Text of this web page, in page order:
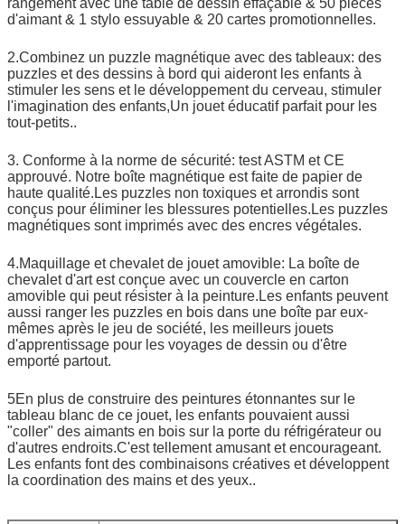
d'aimant & 1 stylo essuyable & 20 cartes promotionnelles.
2.Combinez un puzzle magnétique avec des tableaux: des
puzzles et des dessins à bord qui aideront les enfants à
stimuler les sens et le développement du cerveau, stimuler
l'imagination des enfants,Un jouet éducatif parfait pour les
tout-petits..
3. Conforme à la norme de sécurité: test ASTM et CE
approuvé. Notre boîte magnétique est faite de papier de
haute qualité.Les puzzles non toxiques et arrondis sont
conçus pour éliminer les blessures potentielles.Les puzzles
magnétiques sont imprimés avec des encres végétales.
4.Maquillage et chevalet de jouet amovible: La boîte de
chevalet d'art est conçue avec un couvercle en carton
amovible qui peut résister à la peinture.Les enfants peuvent
aussi ranger les puzzles en bois dans une boîte par eux-
mêmes après le jeu de société, les meilleurs jouets
d'apprentissage pour les voyages de dessin ou d'être
emporté partout.
5En plus de construire des peintures étonnantes sur le
tableau blanc de ce jouet, les enfants pouvaient aussi
"coller" des aimants en bois sur la porte du réfrigérateur ou
d'autres endroits.C'est tellement amusant et encourageant.
Les enfants font des combinaisons créatives et développent
la coordination des mains et des yeux..